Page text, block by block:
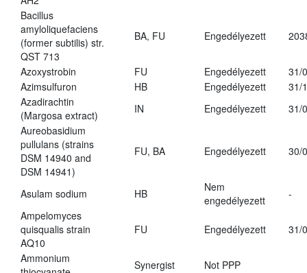
Bacillus
amyloliquefaciens
(former subtilis) str.
QST 713
BA, FU Engedélyezett
Azoxystrobin FU Engedélyezett
31/
Azimsulfuron
HB Engedélyezett
31/
Azadirachtin
(Margosa extract)
IN Engedélyezett
31/
Aureobasidium
pullulans (strains
DSM 14940 and
DSM 14941)
FU, BA Engedélyezett 30/
Asulam sodium HB
Nem
engedélyezett
-
Ampelomyces
quisqualis strain
AQ10
FU Engedélyezett 31/
Ammonium
Synergist
Not PPP